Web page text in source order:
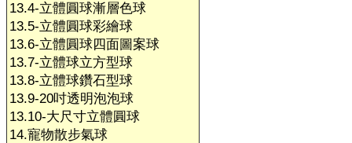
13.4-立體圓球漸層色球
13.5-立體圓球彩繪球
13.6-立體圓球四面圖案球
13.7-立體球立方型球
13.8-立體球鑽石型球
13.9-20吋透明泡泡球
13.10-大尺寸立體圓球
14.寵物散步氣球